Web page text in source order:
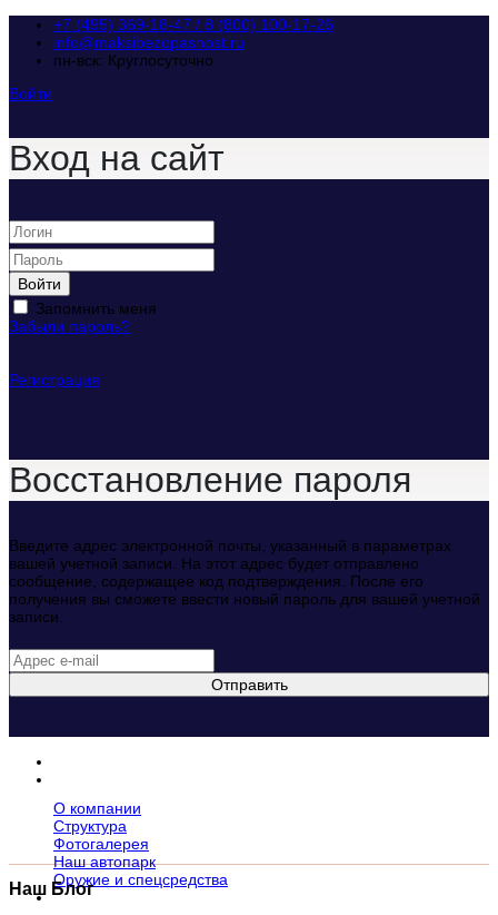
+7 (495) 369-18-47 / 8 (800) 100-17-26
info@maksibezopasnost.ru
пн-вск: Круглосуточно
Войти
Вход на сайт
Войти
Запомнить меня
Забыли пароль?
Регистрация
Восстановление пароля
Введите адрес электронной почты, указанный в параметрах
вашей учетной записи. На этот адрес будет отправлено
сообщение, содержащее код подтверждения. После его
получения вы сможете ввести новый пароль для вашей учетной
записи.
Отправить
О компании
Структура
Фотогалерея
Наш автопарк
Оружие и спецсредства
Услуги
Наш Блог